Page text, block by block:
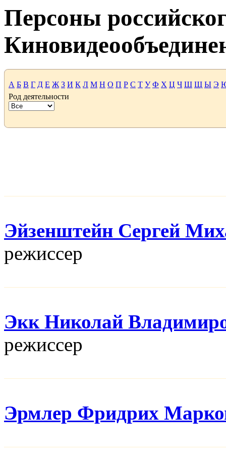
Персоны
А Б В Г Д Е Ж З И К Л М Н О П Р С Т У Ф Х Ц Ч Ш Щ Ы Э
Род деятельности
Эйзенштейн Сергей
режисcер
Экк Николай
режисcер
Эрмлер Фридрих